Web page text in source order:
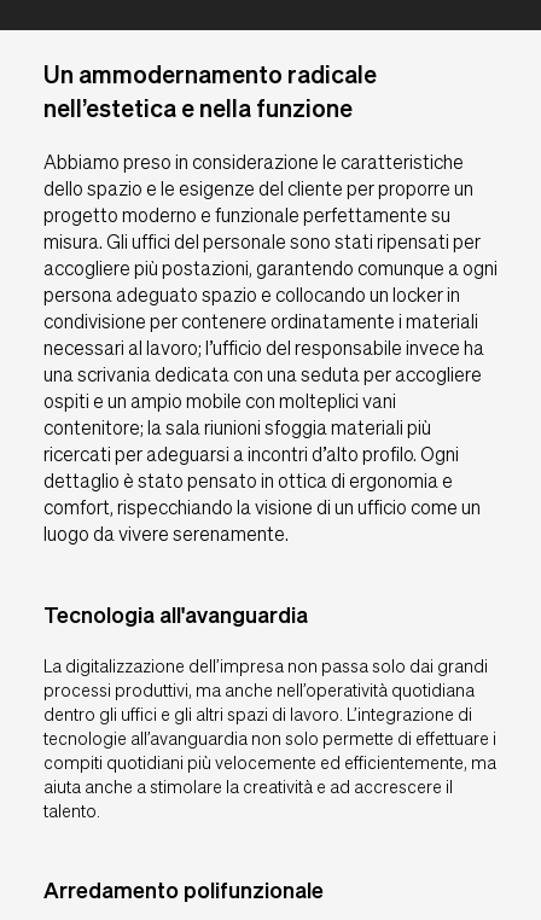
Un ammodernamento radicale
nell’estetica e nella funzione
Abbiamo preso in considerazione le caratteristiche
dello spazio e le esigenze del cliente per proporre un
progetto moderno e funzionale perfettamente su
misura. Gli uffici del personale sono stati ripensati per
accogliere più postazioni, garantendo comunque a ogni
persona adeguato spazio e collocando un locker in
condivisione per contenere ordinatamente i materiali
necessari al lavoro; l’ufficio del responsabile invece ha
una scrivania dedicata con una seduta per accogliere
ospiti e un ampio mobile con molteplici vani
contenitore; la sala riunioni sfoggia materiali più
ricercati per adeguarsi a incontri d’alto profilo. Ogni
dettaglio è stato pensato in ottica di ergonomia e
comfort, rispecchiando la visione di un ufficio come un
luogo da vivere serenamente.
Tecnologia all'avanguardia
La digitalizzazione dell’impresa non passa solo dai grandi
processi produttivi, ma anche nell’operatività quotidiana
dentro gli uffici e gli altri spazi di lavoro. L’integrazione di
tecnologie all’avanguardia non solo permette di effettuare i
compiti quotidiani più velocemente ed efficientemente, ma
aiuta anche a stimolare la creatività e ad accrescere il
talento.
Arredamento polifunzionale